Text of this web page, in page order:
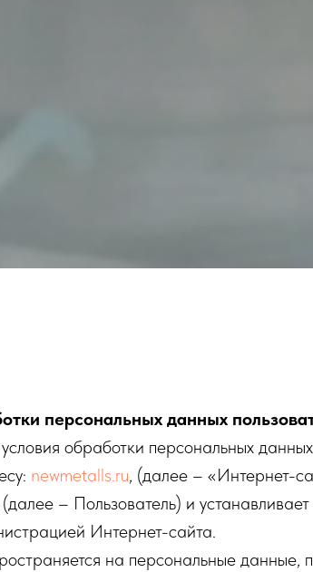
персональных данных
обработки персональных
newmetalls.ru, (далее – «Интернет-
– Пользователь) и
Интернет-сайта.
на персональные данные,